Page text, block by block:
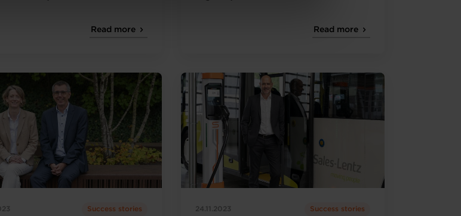
Read more Read more
Success stories 24.11.2023 Success stories